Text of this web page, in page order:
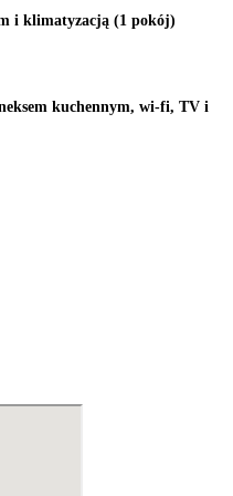
i klimatyzacją (1 pokój)
kuchennym, wi-fi, TV i